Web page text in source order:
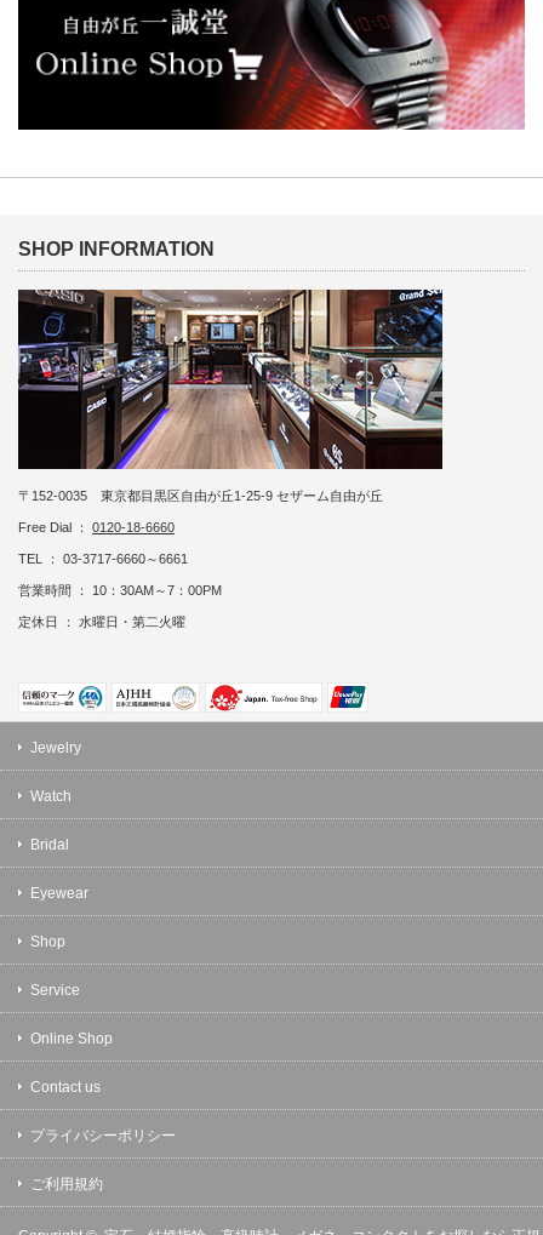
SHOP INFORMATION
〒152-0035 東京都目黒区自由が丘1-25-9 セザーム自由が丘
Free Dial ： 0120-18-6660
TEL ： 03-3717-6660～6661
営業時間 ： 10：30AM～7：00PM
定休日 ： 水曜日・第二火曜
Jewelry
Watch
Bridal
Eyewear
Shop
Service
Online Shop
Contact us
プライバシーポリシー
ご利用規約